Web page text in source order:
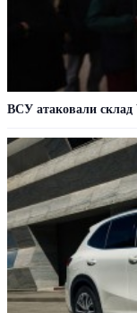
ВСУ атаковали склад